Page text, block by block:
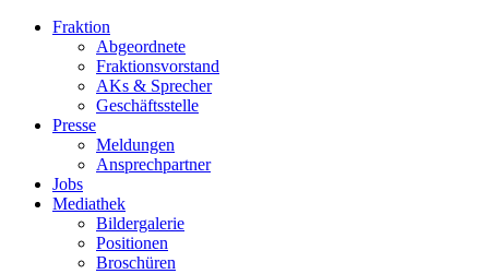
Fraktion
Abgeordnete
Fraktions­vorstand
AKs & Sprecher
Geschäftsstelle
Presse
Meldungen
Ansprechpartner
Jobs
Mediathek
Bildergalerie
Positionen
Broschüren